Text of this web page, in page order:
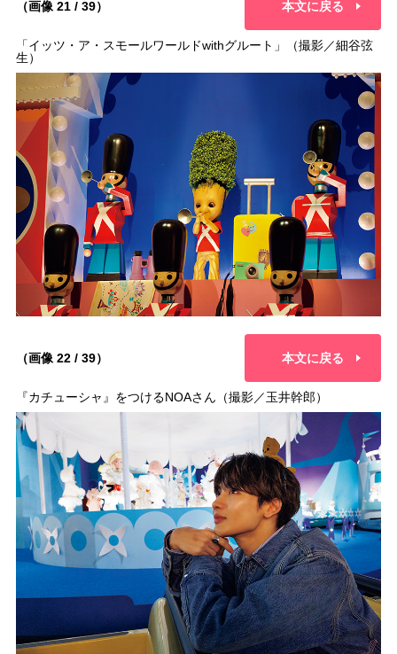
（画像 21 / 39） 本文に戻る
「イッツ・ア・スモールワールドwithグルート」（撮影／細谷弦
生）
（画像 22 / 39） 本文に戻る
『カチューシャ』をつけるNOAさん（撮影／玉井幹郎）